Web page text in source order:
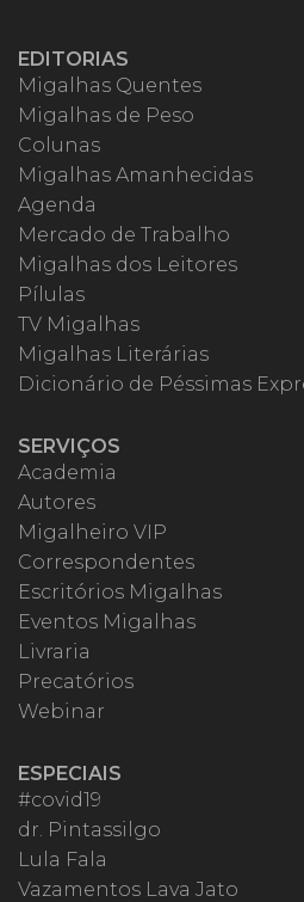
EDITORIAS
Migalhas Quentes
Migalhas de Peso
Colunas
Migalhas Amanhecidas
Agenda
Mercado de Trabalho
Migalhas dos Leitores
Pílulas
TV Migalhas
Migalhas Literárias
Dicionário de Péssimas
SERVIÇOS
Academia
Autores
Migalheiro VIP
Correspondentes
Escritórios Migalhas
Eventos Migalhas
Livraria
Precatórios
Webinar
ESPECIAIS
#covid19
dr. Pintassilgo
Lula Fala
Vazamentos Lava Jato